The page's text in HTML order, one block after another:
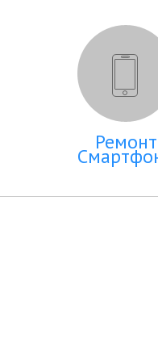
Ремонт